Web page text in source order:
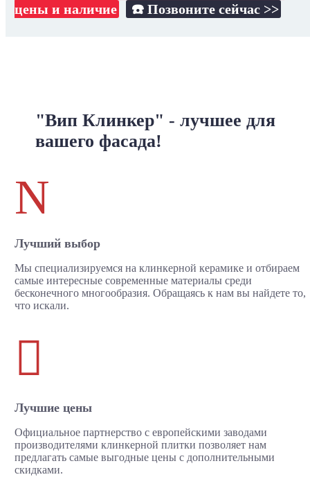
цены и наличие
☎️ Позвоните сейчас >>
"Вип Клинкер" - лучшее для
вашего фасада!
N
Лучший выбор
Мы специализируемся на клинкерной керамике и отбираем
самые интересные современные материалы среди
бесконечного многообразия. Обращаясь к нам вы найдете то,
что искали.

Лучшие цены
Официальное партнерство с европейскими заводами
производителями клинкерной плитки позволяет нам
предлагать самые выгодные цены с дополнительными
скидками.